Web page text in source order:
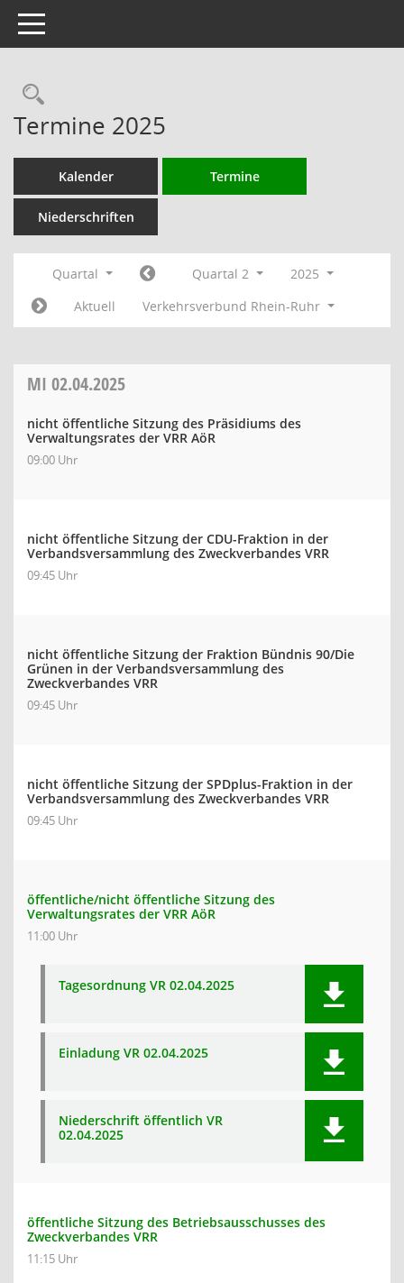
Toggle navigation
Rechercheauswahl
Termine 2025
Kalender Termine
Niederschriften
Quartal Quartal 2
2025
Aktuell
Verkehrsverbund Rhein-Ruhr
MI 02.04.2025
nicht öffentliche Sitzung des Präsidiums des
Verwaltungsrates der VRR AöR
09:00 Uhr
nicht öffentliche Sitzung der CDU-Fraktion in der
Verbandsversammlung des Zweckverbandes VRR
09:45 Uhr
nicht öffentliche Sitzung der Fraktion Bündnis 90/Die
Grünen in der Verbandsversammlung des
Zweckverbandes VRR
09:45 Uhr
nicht öffentliche Sitzung der SPDplus-Fraktion in der
Verbandsversammlung des Zweckverbandes VRR
09:45 Uhr
öffentliche/nicht öffentliche Sitzung des
Verwaltungsrates der VRR AöR
11:00 Uhr
Tagesordnung VR 02.04.2025
Einladung VR 02.04.2025
Niederschrift öffentlich VR
02.04.2025
öffentliche Sitzung des Betriebsausschusses des
Zweckverbandes VRR
11:15 Uhr